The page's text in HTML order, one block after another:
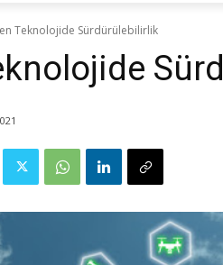
Teknolojide Sürdürülebilirlik